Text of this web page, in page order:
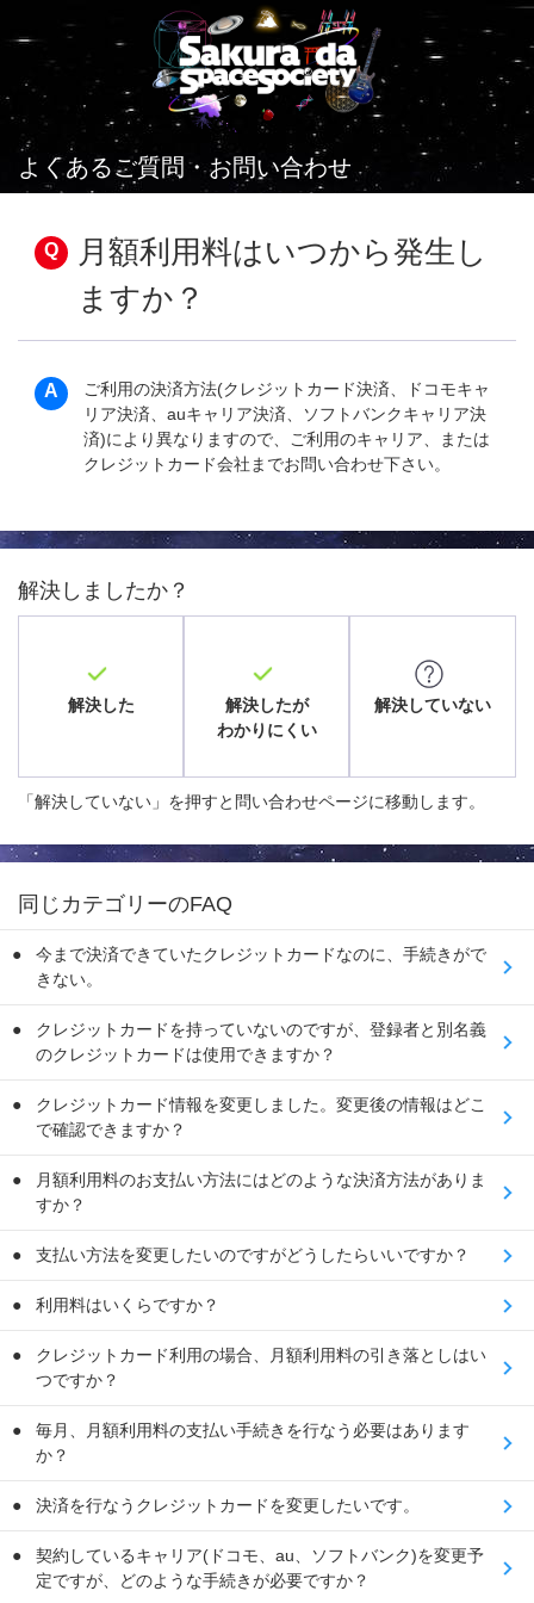
よくあるご質問・お問い合わせ
月額利用料はいつから発生し
ますか？
ご利用の決済方法(クレジットカード決済、ドコモキャ
リア決済、auキャリア決済、ソフトバンクキャリア決
済)により異なりますので、ご利用のキャリア、または
クレジットカード会社までお問い合わせ下さい。
解決しましたか？
解決した
解決したが
わかりにくい
解決していない
「解決していない」を押すと問い合わせページに移動します。
同じカテゴリーのFAQ
今まで決済できていたクレジットカードなのに、手続きがで
きない。
クレジットカードを持っていないのですが、登録者と別名義
のクレジットカードは使用できますか？
クレジットカード情報を変更しました。変更後の情報はどこ
で確認できますか？
月額利用料のお支払い方法にはどのような決済方法がありま
すか？
支払い方法を変更したいのですがどうしたらいいですか？
利用料はいくらですか？
クレジットカード利用の場合、月額利用料の引き落としはい
つですか？
毎月、月額利用料の支払い手続きを行なう必要はあります
か？
決済を行なうクレジットカードを変更したいです。
契約しているキャリア(ドコモ、au、ソフトバンク)を変更予
定ですが、どのような手続きが必要ですか？